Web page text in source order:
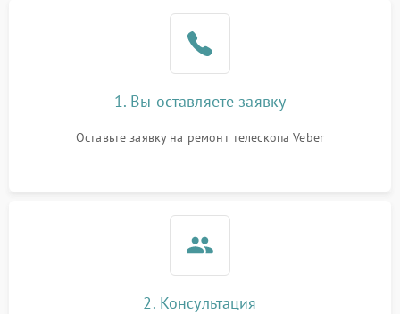
1. Вы оставляете заявку
Оставьте заявку на ремонт телескопа Veber
2. Консультация